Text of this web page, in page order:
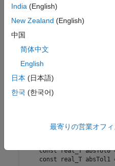
ssIsVariableStepSolver
Languages
C, C++
Examples
const real_T absTol0
const real_T absTol1
India (English)
New Zealand (English)
中国
简体中文
English
日本 (日本語)
한국 (한국어)
最寄りの営業オフ